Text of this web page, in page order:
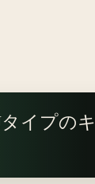
イプの